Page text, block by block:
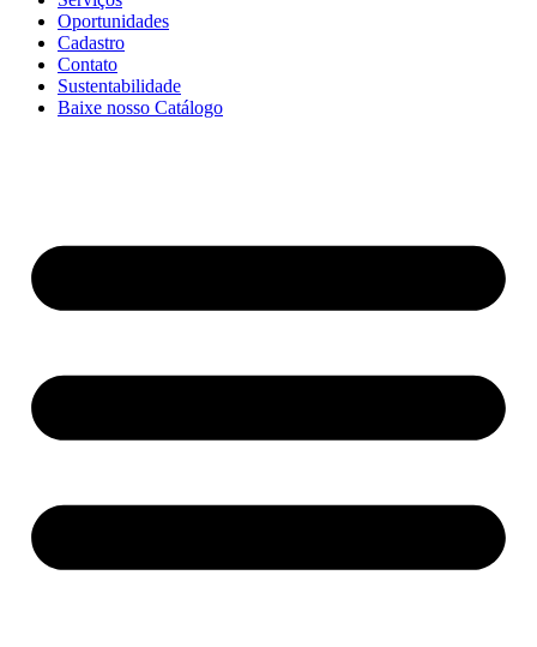
Oportunidades
Cadastro
Contato
Sustentabilidade
Baixe nosso Catálogo